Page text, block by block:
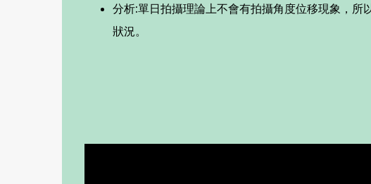
分析:單日拍攝理論上不會有拍攝角度位移現象，
狀況。